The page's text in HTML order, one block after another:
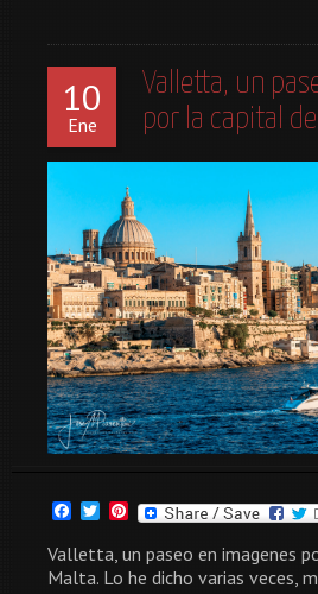
10
Ene
Valletta, un
por la capital
Facebook
TwitterPinterest
Valletta, un paseo en imagenes
Malta. Lo he dicho varias veces,